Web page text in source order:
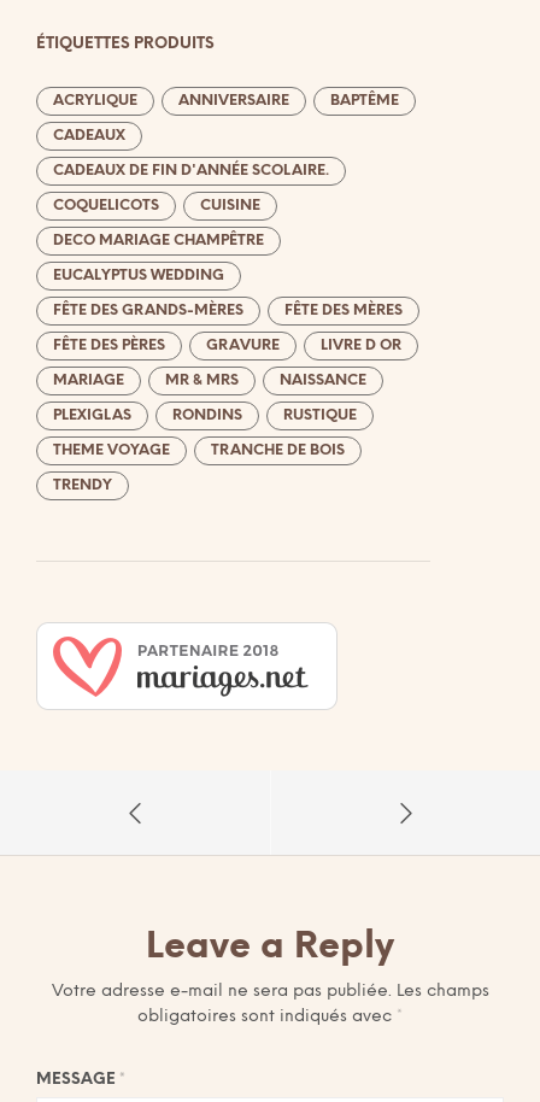
ÉTIQUETTES PRODUITS
ACRYLIQUE ANNIVERSAIRE BAPTÊME
CADEAUX
CADEAUX DE FIN D'ANNÉE SCOLAIRE.
COQUELICOTS CUISINE
DECO MARIAGE CHAMPÊTRE
EUCALYPTUS WEDDING
FÊTE DES GRANDS-MÈRES FÊTE DES MÈRES
FÊTE DES PÈRES GRAVURE LIVRE D OR
MARIAGE MR & MRS NAISSANCE
PLEXIGLAS RONDINS RUSTIQUE
THEME VOYAGE TRANCHE DE BOIS
TRENDY
Leave a Reply
Votre adresse e-mail ne sera pas publiée. Les champs
obligatoires sont indiqués avec *
MESSAGE *